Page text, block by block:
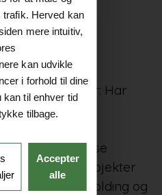
er:
og partner: Har
2015 og
fokus på
og komplekse
stået bag projekter
NCG Huset i Kolding og
trafik. Herved kan
mere intuitiv,
kan udvikle
i forhold til dine
til enhver tid
tilbage.
Accepter
alle